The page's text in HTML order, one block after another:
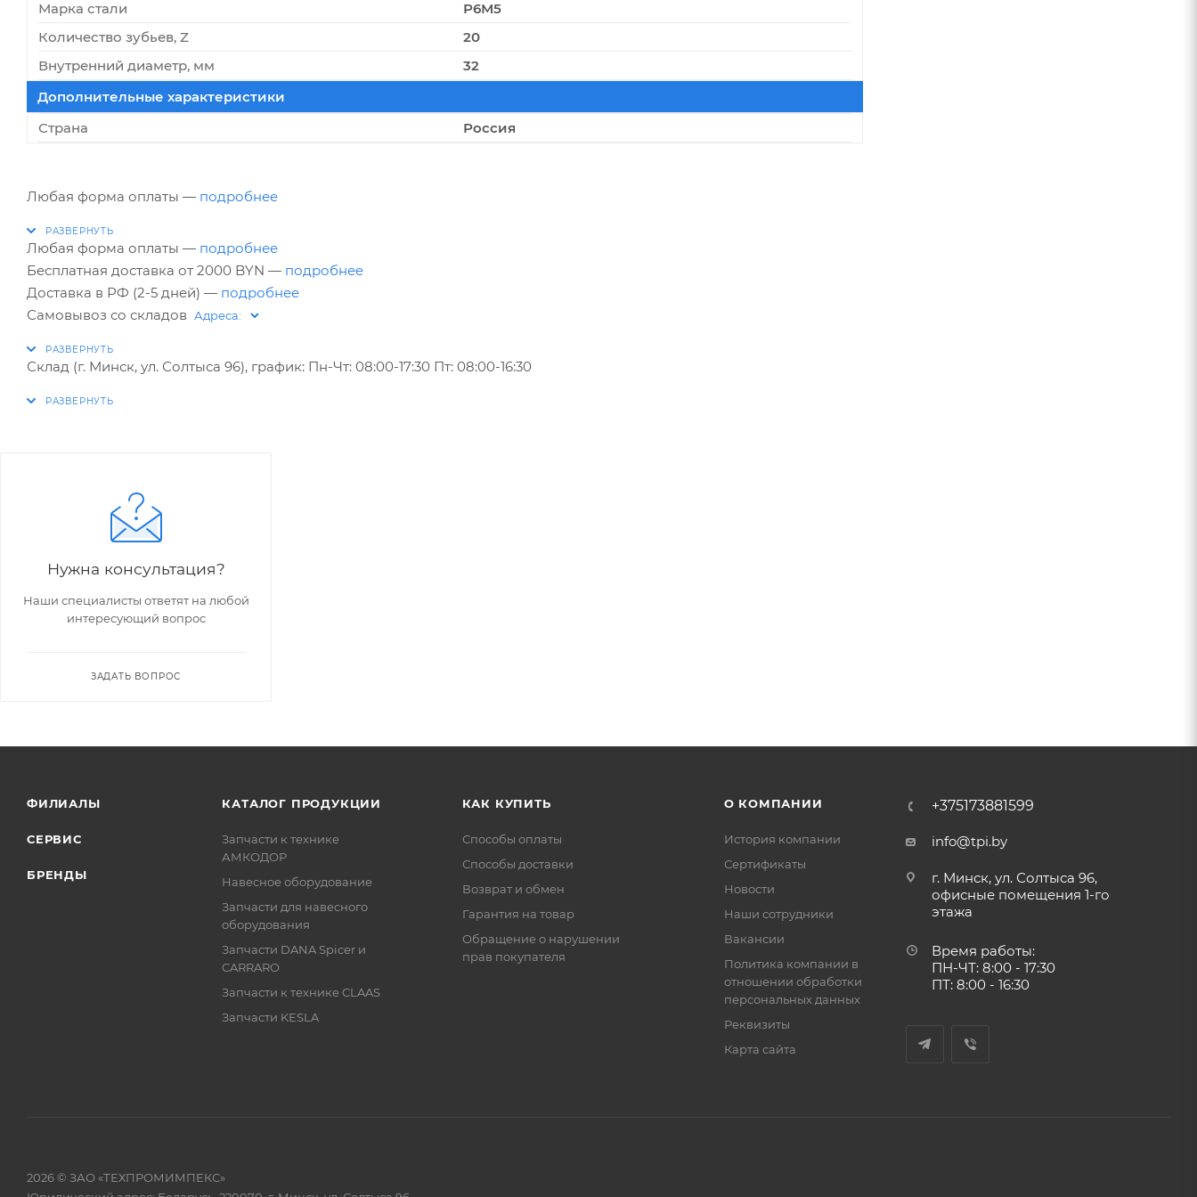
Марка стали
Р6М5
Количество зубьев, Z
20
Внутренний диаметр, мм
32
Дополнительные характеристики
Страна
Россия
Любая форма оплаты — подробнее
Любая форма оплаты — подробнее
Бесплатная доставка от 2000 BYN — подробнее
Доставка в РФ (2-5 дней) — подробнее
Самовывоз со складов
Склад (г. Минск, ул. Солтыса 96), график: Пн-Чт: 08:00-17:30 Пт: 08:00-16:30
Нужна консультация?
Наши специалисты ответят на любой
интересующий вопрос
ЗАДАТЬ ВОПРОС
ФИЛИАЛЫ
СЕРВИС
БРЕНДЫ
КАТАЛОГ ПРОДУКЦИИ
Запчасти к технике
АМКОДОР
Навесное оборудование
Запчасти для навесного
оборудования
Запчасти DANA Spicer и
CARRARO
Запчасти к технике CLAAS
Запчасти KESLA
КАК КУПИТЬ
Способы оплаты
Способы доставки
Возврат и обмен
Гарантия на товар
Обращение о нарушении
прав покупателя
О КОМПАНИИ
История компании
Сертификаты
Новости
Наши сотрудники
Вакансии
Политика компании в
отношении обработки
персональных данных
Реквизиты
Карта сайта
+375173881599
info@tpi.by
г. Минск, ул. Солтыса 96,
офисные помещения 1-го
этажа
Время работы:
ПН-ЧТ: 8:00 - 17:30
ПТ: 8:00 - 16:30
2026 © ЗАО «ТЕХПРОМИМПЕКС»